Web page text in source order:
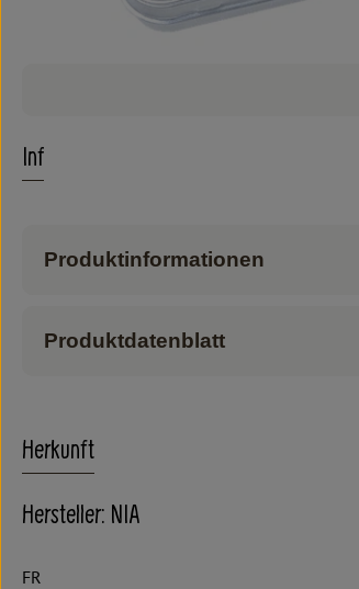
Info
Produktinformationen
Produktdatenblatt
Herkunft
Hersteller: NIA
FR